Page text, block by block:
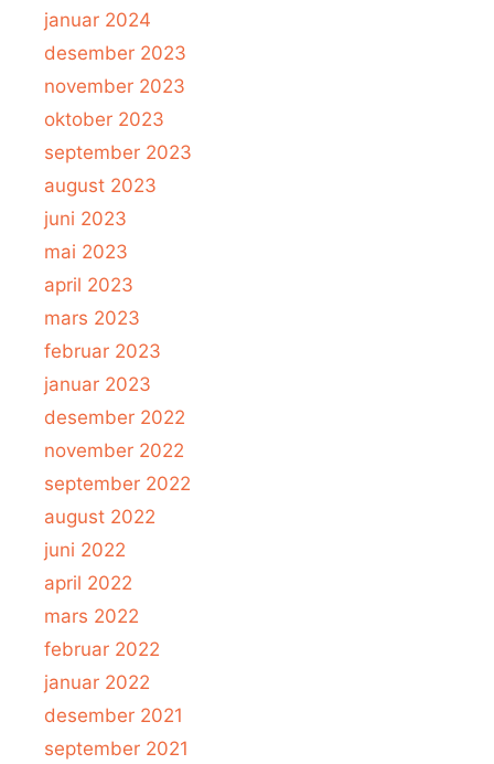
januar 2024
desember 2023
november 2023
oktober 2023
september 2023
august 2023
juni 2023
mai 2023
april 2023
mars 2023
februar 2023
januar 2023
desember 2022
november 2022
september 2022
august 2022
juni 2022
april 2022
mars 2022
februar 2022
januar 2022
desember 2021
september 2021